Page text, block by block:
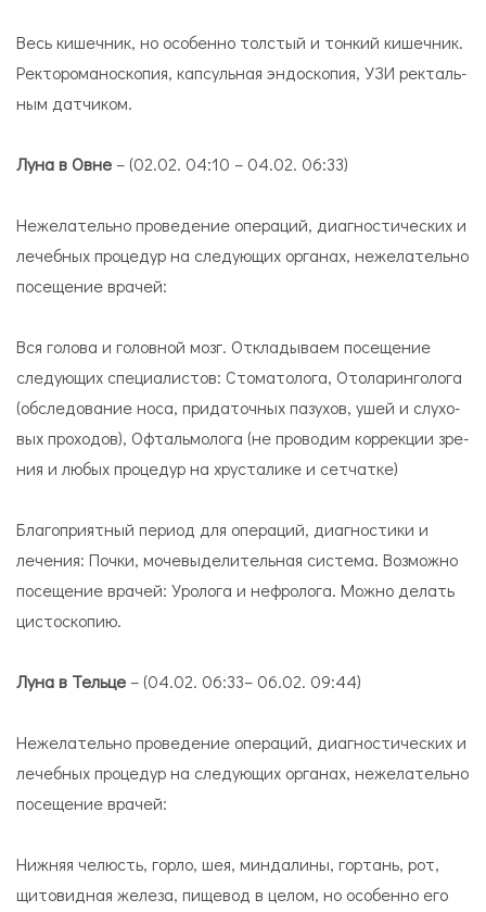
Весь ки­шеч­ник, но осо­бен­но тол­стый и тон­кий ки­шеч­ник.
Рек­то­ро­ма­но­ско­пия, кап­суль­ная эн­до­ско­пия, УЗИ рек­таль­
ным дат­чи­ком.
Луна в Овне – (02.02. 04:10 – 04.02. 06:33)
Нежелательно проведение операций, диагностических и
лечебных процедур на следующих органах, нежелательно
посещение врачей:
Вся го­ло­ва и головной мозг. Откладываем посещение
следующих специалистов: Сто­ма­то­ло­га, Ото­ла­рин­го­лога
(обследование носа, при­да­точ­ных па­зу­хов, ушей и слу­хо­
вых про­хо­дов), Оф­таль­мо­лога (не проводим кор­рек­ции зре­
ния и любых процедур на хру­ста­ли­ке и сет­чат­ке)
Благоприятный период для операций, диагностики и
лечения: Поч­ки, мо­че­вы­де­ли­тель­ная си­сте­ма. Возможно
посещение врачей: Уро­лога и неф­ро­лога. Можно делать
ци­сто­ско­пию.
Луна в Тельце – (04.02. 06:33– 06.02. 09:44)
Нежелательно проведение операций, диагностических и
лечебных процедур на следующих органах, нежелательно
посещение врачей:
Нижняя челюсть, горло, шея, миндалины, гортань, рот,
щитовидная железа, пищевод в целом, но особенно его